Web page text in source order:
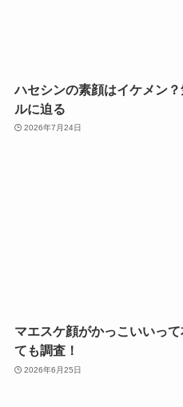
ハセシンの素顔はイケメン
ルに迫る
2026年7月24日
マエスケ顔がかっこいいっ
ても調査！
2026年6月25日